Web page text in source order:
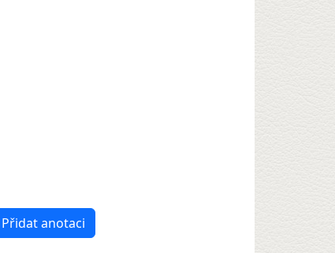
Přidat anotaci